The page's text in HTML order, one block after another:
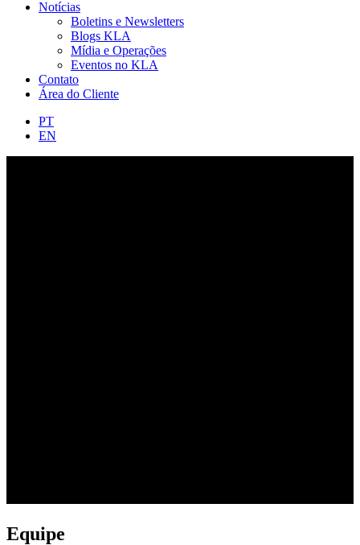
Notícias
Boletins e Newsletters
Blogs KLA
Mídia e Operações
Eventos no KLA
Contato
Área do Cliente
PT
EN
Equipe